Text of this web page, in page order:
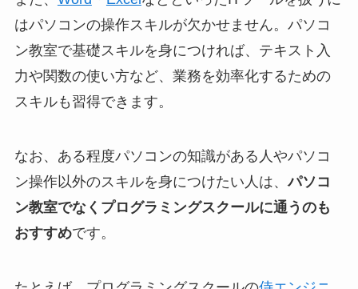
はパソコンの操作スキルが欠かせません。パソコ
ン教室で基礎スキルを身につければ、テキスト入
力や関数の使い方など、業務を効率化するための
スキルも習得できます。
なお、ある程度パソコンの知識がある人やパソコ
ン操作以外のスキルを身につけたい人は、パソコ
ン教室でなくプログラミングスクールに通うのも
おすすめです。